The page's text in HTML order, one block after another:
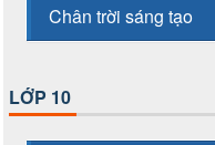
Chân trời sáng tạo
LỚP 10